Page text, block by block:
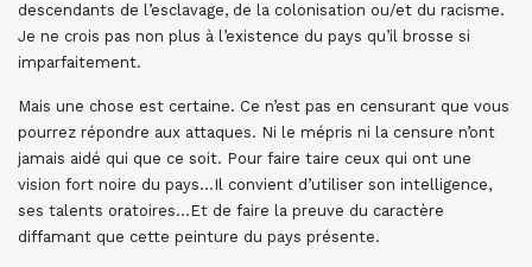
descendants de l’esclavage, de la colonisation ou/et du racisme.
Je ne crois pas non plus à l’existence du pays qu’il brosse si
imparfaitement.
Mais une chose est certaine. Ce n’est pas en censurant que vous
pourrez répondre aux attaques. Ni le mépris ni la censure n’ont
jamais aidé qui que ce soit. Pour faire taire ceux qui ont une
vision fort noire du pays…Il convient d’utiliser son intelligence,
ses talents oratoires…Et de faire la preuve du caractère
diffamant que cette peinture du pays présente.